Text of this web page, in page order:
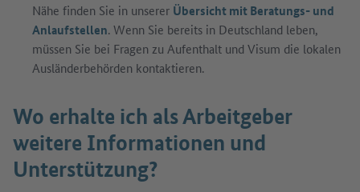
Nähe finden Sie in unserer Übersicht mit Beratungs- und
Anlaufstellen. Wenn Sie bereits in Deutschland leben,
müssen Sie bei Fragen zu Aufenthalt und Visum die lokalen
Ausländerbehörden kontaktieren.
Wo erhalte ich als Arbeitgeber
weitere Informationen und
Unterstützung?